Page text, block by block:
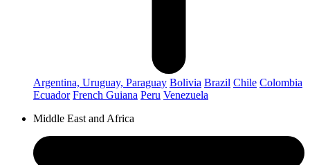
Argentina, Uruguay, Paraguay Bolivia Brazil Chile Colombia
Ecuador French Guiana Peru Venezuela
Middle East and Africa